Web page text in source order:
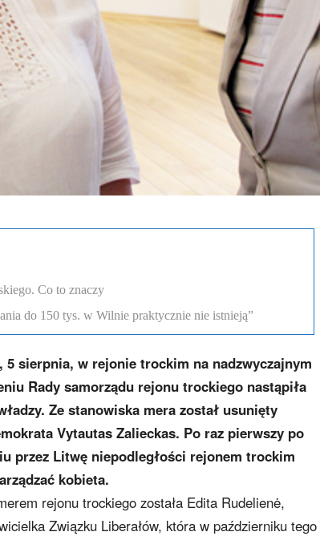
Co to znaczy
do 150 tys. w Wilnie praktycznie nie istnieją”
5 sierpnia, w rejonie trockim na nadzwyczajnym
Rady samorządu rejonu trockiego nastąpiła
Ze stanowiska mera został usunięty
Vytautas Zalieckas. Po raz pierwszy po
przez Litwę niepodległości rejonem trockim
kobieta.
rejonu trockiego została Edita Rudelienė,
Związku Liberałów, która w październiku tego